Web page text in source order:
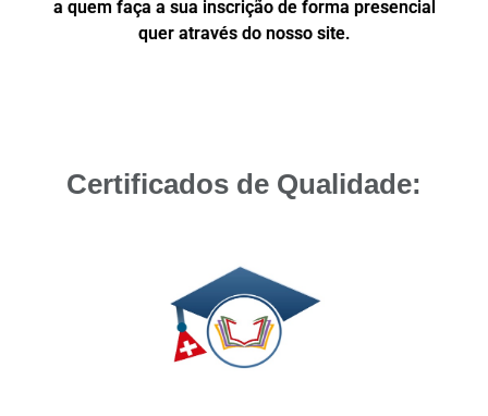
a quem faça a sua inscrição de forma presencial
quer através do nosso site.
Certificados de Qualidade: